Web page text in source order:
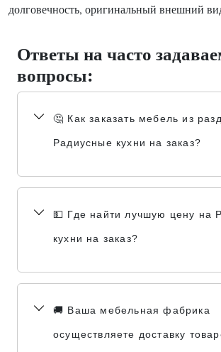
долговечность, оригинальный внешний
Ответы на часто
вопросы:
🤔 Как заказать мебель из
Радиусные кухни на заказ?
💵 Где найти лучшую цену на
кухни на заказ?
🚚 Ваша мебельная фабрика
осуществляете доставку